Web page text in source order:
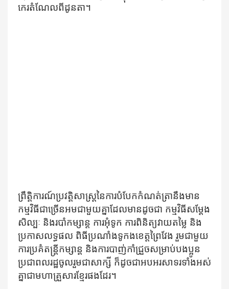
កេរ​តំណែល​ពីដូនតា។
ព្រឹត្តិការណ៍ប្រវត្តិសាស្ត្រនៃការបំបែកកំណត់ត្រានឹងមាន
កម្មវិធីជា​ច្រើន​អម​ជាមួយ​គ្នាដែល​មាន​ដូចជា កម្មវិធីសម្តែង
សិល្បៈ និង​របាំ​​កម្សាន្ត ការអុំទូក ការពិនិត្យ​វាយតម្លៃ និង
ប្រកាស​លទ្ធផល ពិធី​ប្រណាំង​ទូកង​​ខេត្តព្រៃវែង រួម​ជាមួយ​
ការ​ប្រគំ​តន្រ្តី​កម្សាន្ត និង​ការ​​​បាញ់​​កាំ​ជ្រួច​សម្រាប់​បងប្អូន​
ប្រជាពលរដ្ឋ​​ចូល​រួម​​ជាសាក្សី ក៏ដូចជា​​អប​​អរ​សាទរ​​ទាំង​អស់​
គ្នាជា​​មហាគ្រួសារ​​ខ្មែរ​​ផ​ងដែរ។